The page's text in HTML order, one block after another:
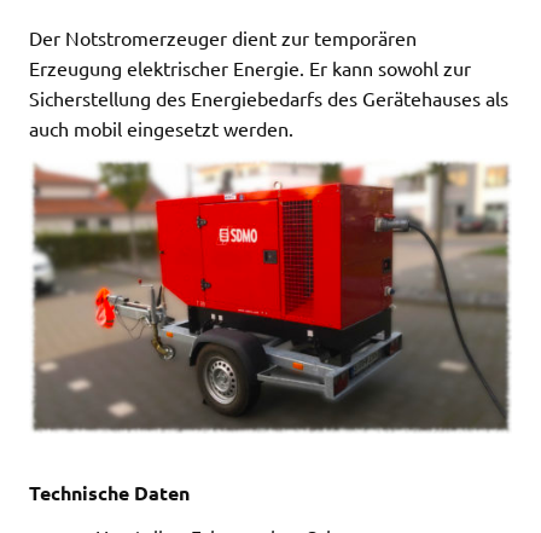
Der Notstromerzeuger dient zur temporären
Erzeugung elektrischer Energie. Er kann sowohl zur
Sicherstellung des Energiebedarfs des Gerätehauses als
auch mobil eingesetzt werden.
Technische Daten